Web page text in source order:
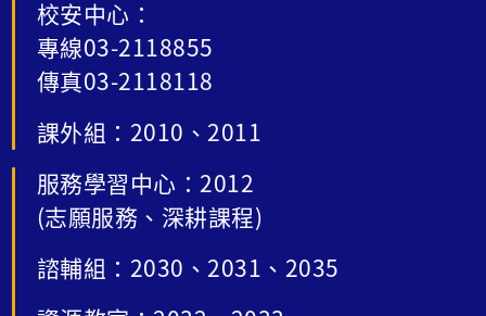
校安中心：
專線03-2118855
傳真03-2118118
課外組：2010、2011
服務學習中心：2012
(志願服務、深耕課程)
諮輔組：2030、2031、2035